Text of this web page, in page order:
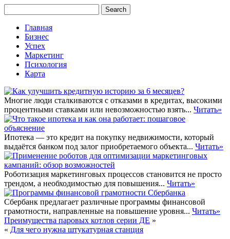
Главная
Бизнес
Успех
Маркетинг
Психология
Карта
Многие люди сталкиваются с отказами в кредитах, высокими
процентными ставками или невозможностью взять... Читать»
Ипотека — это кредит на покупку недвижимости, который
выдаётся банком под залог приобретаемого объекта... Читать»
Роботизация маркетинговых процессов становится не просто
трендом, а необходимостью для повышения... Читать»
Сбербанк предлагает различные программы финансовой
грамотности, направленные на повышение уровня... Читать»
Преимущества паровых котлов серии ДЕ »
« Для чего нужна штукатурная станция